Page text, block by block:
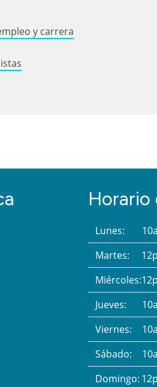
y carrera
Horario
Lunes:
Martes:
Miércoles:
Jueves:
Viernes:
Sábado:
Domingo: